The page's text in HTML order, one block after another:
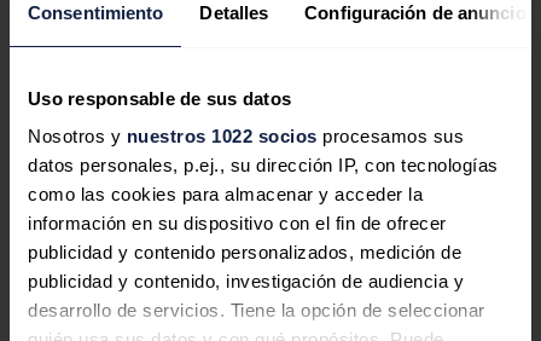
Consentimiento Detalles Configuración de anuncios
Uso responsable de sus datos
Nosotros y nuestros 1022 socios procesamos sus
datos personales, p.ej., su dirección IP, con tecnologías
como las cookies para almacenar y acceder la
información en su dispositivo con el fin de ofrecer
publicidad y contenido personalizados, medición de
publicidad y contenido, investigación de audiencia y
desarrollo de servicios. Tiene la opción de seleccionar
Actualmente, Novonor (antes Odebrecht) es la empresa
controladora de Braskem, al poseer el 50,1% de su
capital social. Mientras, Petrobras es la segunda
accionista, con el 36,1%. En los últimos meses, ambas
empresas han negociado sobre la posibilidad de
vender su participación de forma conjunta, bajo la
atenta mirada de distintos fondos de inversión.